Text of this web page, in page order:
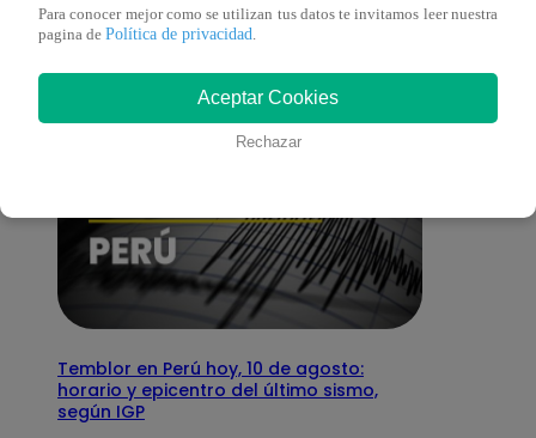
interesar
Temblor en Perú hoy, 10 de agosto:
horario y epicentro del último sismo,
según IGP
Para conocer mejor como se utilizan tus datos te invitamos leer nuestra
pagina de Política de privacidad.
Aceptar Cookies
Rechazar